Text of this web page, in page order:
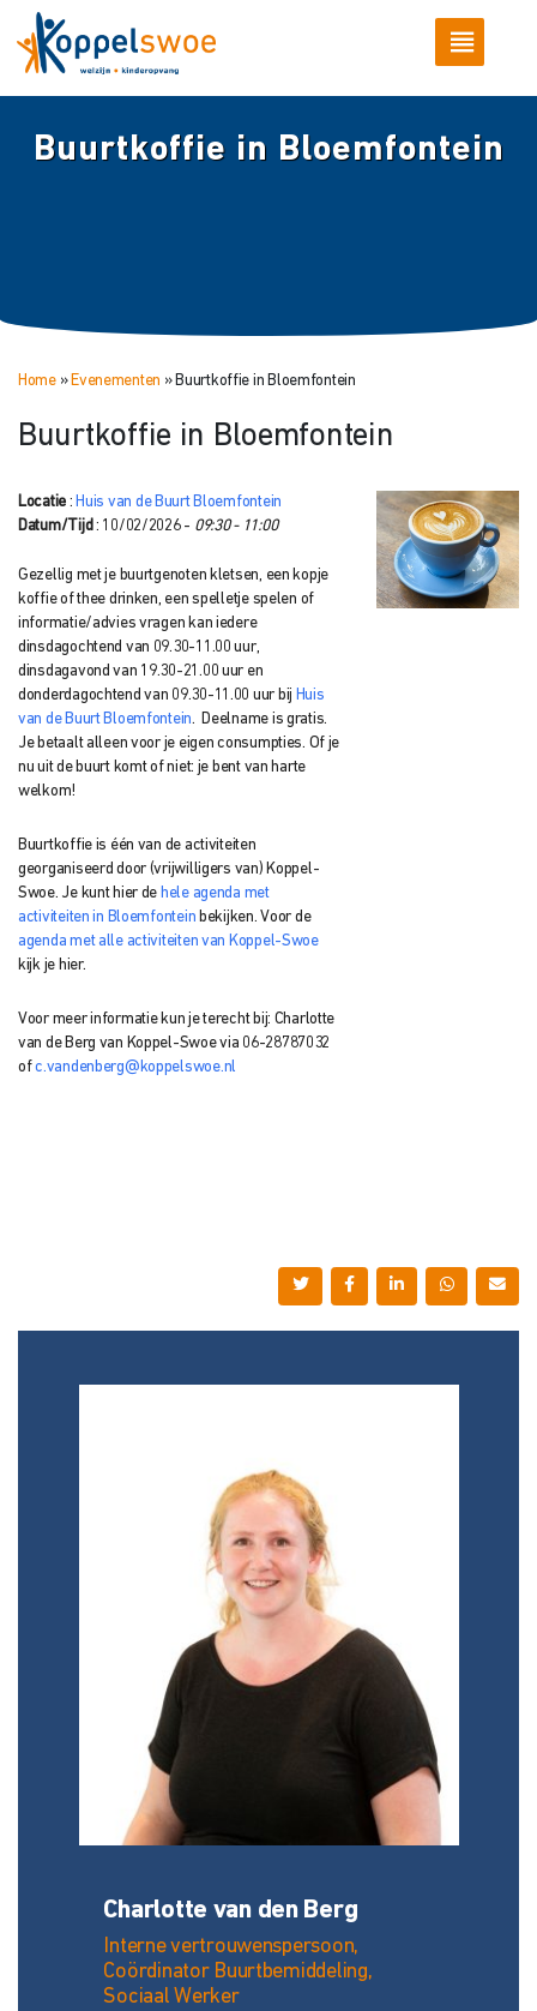
Buurtkoffie in Bloemfontein
Home» Evenementen » Buurtkoffie in Bloemfontein
Buurtkoffie in Bloemfontein
Locatie : Huis van de Buurt Bloemfontein
Datum/Tijd : 10/02/2026 - 09:30 - 11:00
Gezellig met je buurtgenoten kletsen, een kopje
koffie of thee drinken, een spelletje spelen of
informatie/advies vragen kan iedere
dinsdagochtend van 09.30-11.00 uur,
dinsdagavond van 19.30-21.00 uur en
donderdagochtend van 09.30-11.00 uur bij Huis
van de Buurt Bloemfontein . Deelname is gratis.
Je betaalt alleen voor je eigen consumpties. Of je
nu uit de buurt komt of niet: je bent van harte
welkom!
Buurtkoffie is één van de activiteiten
georganiseerd door (vrijwilligers van) Koppel-
Swoe. Je kunt hier de hele agenda met
activiteiten in Bloemfontein bekijken. Voor de
agenda met alle activiteiten van Koppel-Swoe
kijk je hier.
Voor meer informatie kun je terecht bij: Charlotte
van de Berg van Koppel-Swoe via 06-28787032
ofc.vandenberg@koppelswoe.nl
Charlotte van den Berg
Interne vertrouwenspersoon,
Coördinator Buurtbemiddeling,
Sociaal Werker